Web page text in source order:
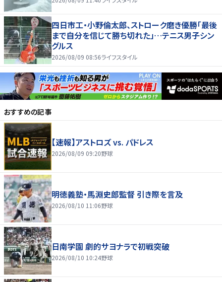
四日市工・小野倫太郎、ストローク磨き優勝「最後
まで自分を信じて勝ち切れた」…テニス男子シン
グルス
2026/08/09 08:56ライフスタイル
おすすめの記事
【速報】アストロズ vs. パドレス
2026/08/09 09:20野球
明徳義塾・馬淵史郎監督 引き際を言及
2026/08/10 11:06野球
日南学園 劇的サヨナラで初戦突破
2026/08/10 10:24野球